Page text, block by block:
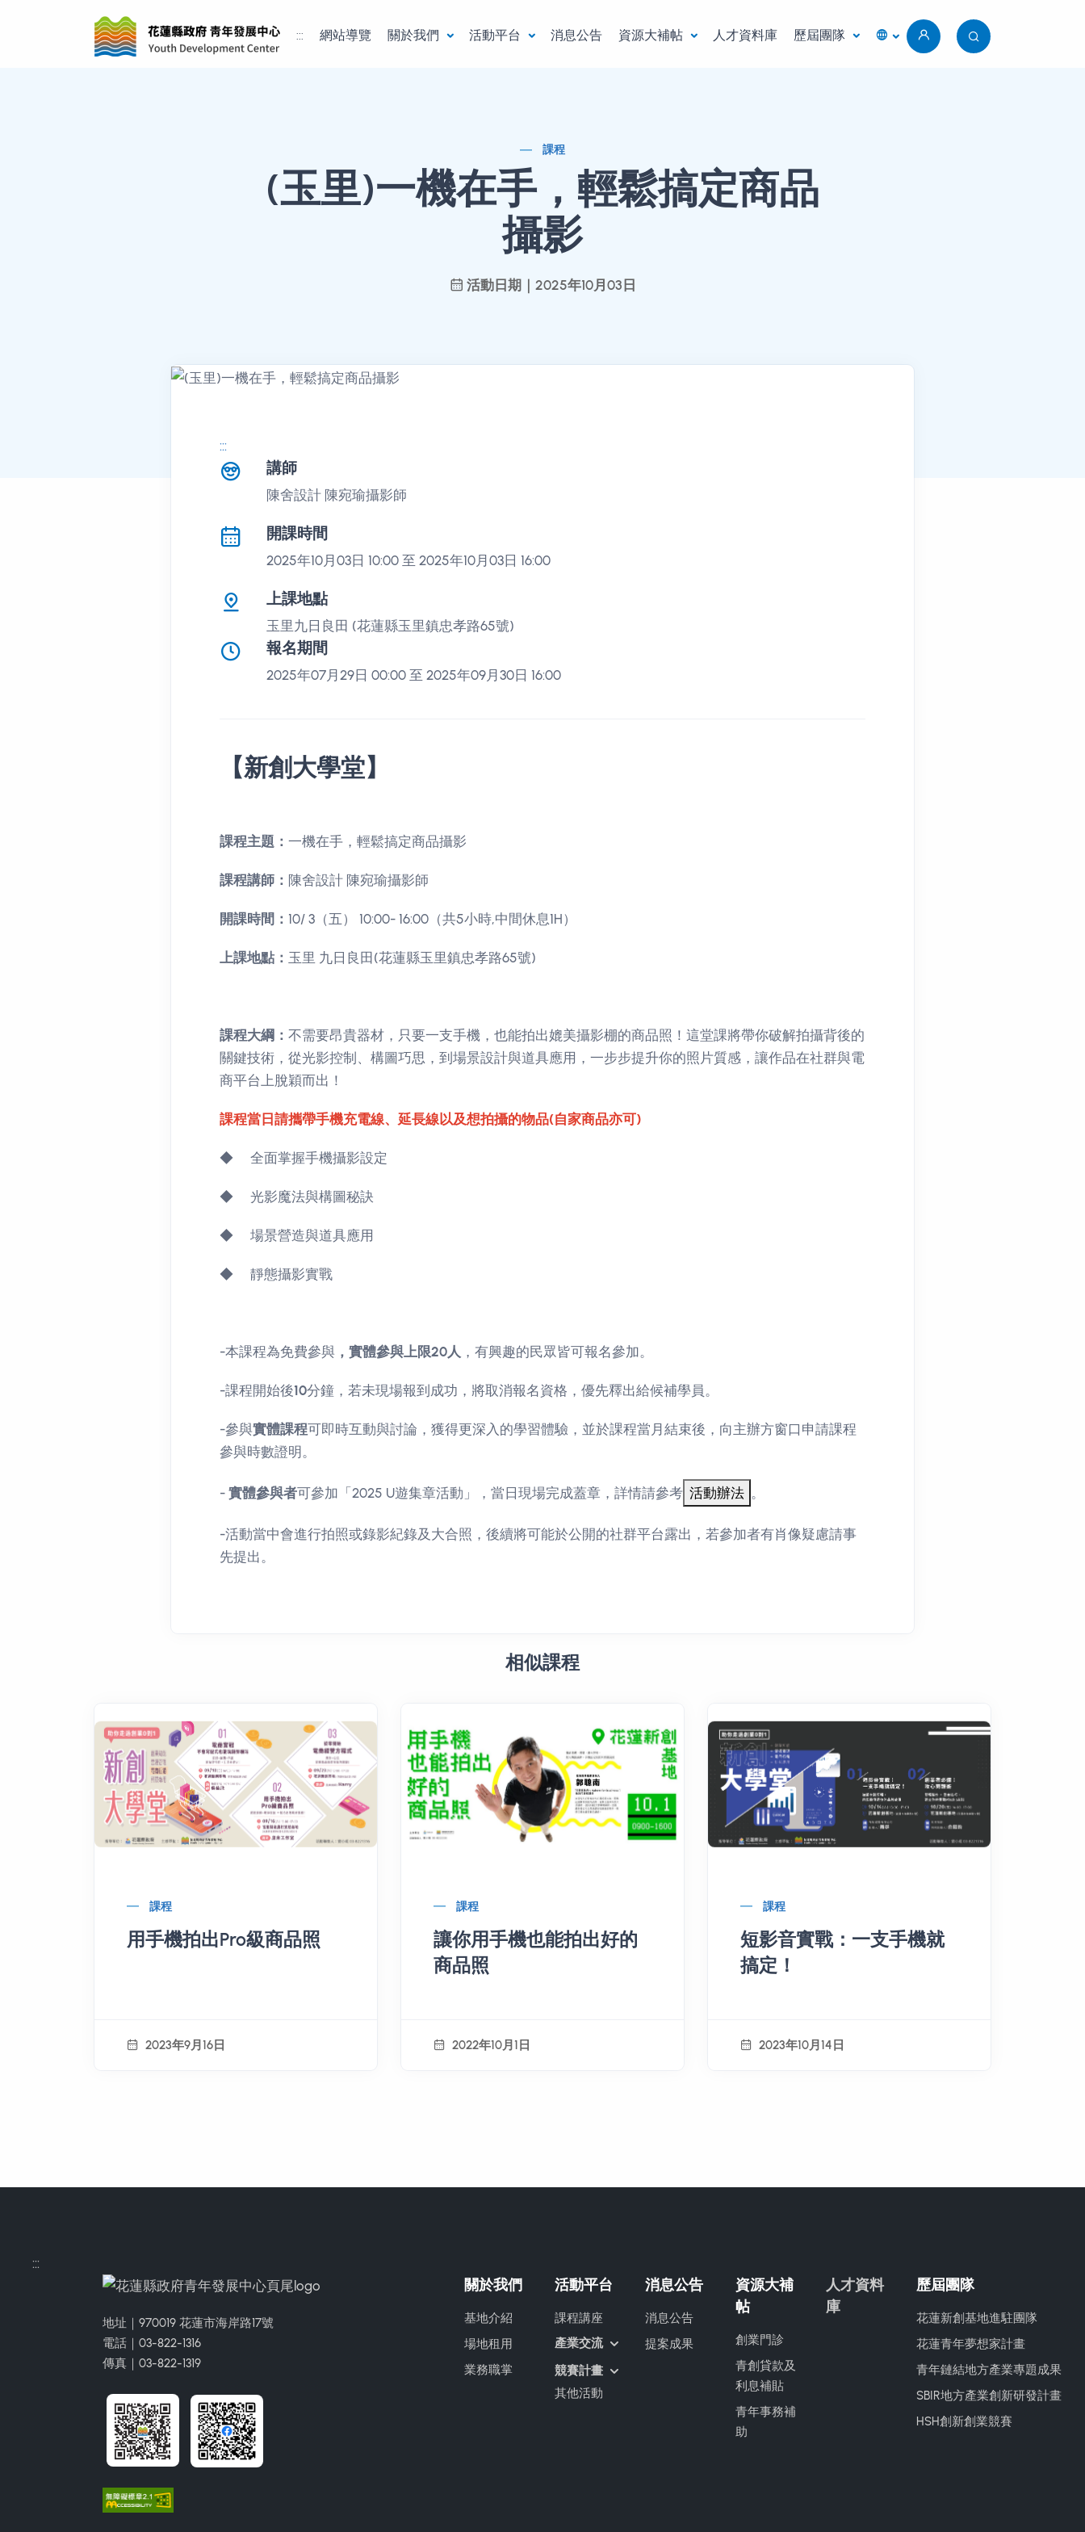
::: 網站導覽 關於我們 活動平台 消息公告 資源大補帖 人才資料庫 歷屆團隊
課程
(玉里)一機在手，輕鬆搞定商品
攝影
活動日期｜2025年10月03日
:::
課程講座
講師
陳舍設計 陳宛瑜攝影師
開課時間
2025年10月03日 10:00 至 2025年10月03日 16:00
上課地點
玉里九日良田 (花蓮縣玉里鎮忠孝路65號)
報名期間
2025年07月29日 00:00 至 2025年09月30日 16:00
【新創大學堂】
課程主題： 一機在手，輕鬆搞定商品攝影
課程講師： 陳舍設計 陳宛瑜攝影師
開課時間： 10/ 3（五） 10:00- 16:00（共5小時,中間休息1H）
上課地點： 玉里 九日良田(花蓮縣玉里鎮忠孝路65號)
課程大綱： 不需要昂貴器材，只要一支手機，也能拍出媲美攝影棚的商品照！這堂課將帶你破解拍攝背後的
關鍵技術，從光影控制、構圖巧思，到場景設計與道具應用，一步步提升你的照片質感，讓作品在社群與電
商平台上脫穎而出！
課程當日請攜帶手機充電線、延長線以及想拍攝的物品(自家商品亦可)
◆ 全面掌握手機攝影設定
◆ 光影魔法與構圖秘訣
◆ 場景營造與道具應用
◆ 靜態攝影實戰
-本課程為免費參與 ，實體參與上限20人 ，有興趣的民眾皆可報名參加。
-課程開始後10分鐘，若未現場報到成功，將取消報名資格，優先釋出給候補學員。
-參與實體課程可即時互動與討論，獲得更深入的學習體驗，並於課程當月結束後，向主辦方窗口申請課程
參與時數證明。
- 實體參與者可參加「2025 U遊集章活動」，當日現場完成蓋章，詳情請參考 。
-活動當中會進行拍照或錄影紀錄及大合照，後續將可能於公開的社群平台露出，若參加者有肖像疑慮請事
先提出。
相似課程
課程
用手機拍出Pro級商品照
2023年9月16日
課程
讓你用手機也能拍出好的
商品照
2022年10月1日
課程
短影音實戰：一支手機就
搞定！
2023年10月14日
:::
地址｜970019 花蓮市海岸路17號
電話｜03-822-1316
傳真｜03-822-1319
關於我們
基地介紹
場地租用
業務職掌
活動平台
課程講座
產業交流
競賽計畫
其他活動
消息公告
消息公告
提案成果
資源大補
帖
創業門診
青創貸款及
利息補貼
青年事務補
助
人才資料
庫
歷屆團隊
花蓮新創基地進駐團隊
花蓮青年夢想家計畫
青年鏈結地方產業專題成果
SBIR地方產業創新研發計畫
HSH創新創業競賽